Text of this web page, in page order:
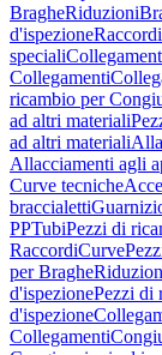
BragheRiduzioni
d'ispezione
speciali
Collegamenti
ricambio per
ad altri materiali
ad altri materiali
Allacciamenti agli
Curve tecniche
braccialetti
PPTubiPezzi di
RaccordiCurve
per Braghe
d'ispezionePezzi di
d'ispezione
Collegamenti